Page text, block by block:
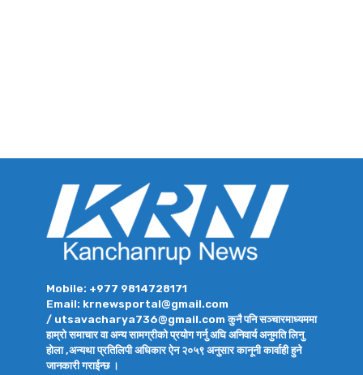
Mobile: +977 9814728171
Email: krnewsportal@gmail.com
/ utsavacharya736@gmail.com कुनै पनि सञ्चारमाध्यममा
हाम्रो समाचार वा अन्य सामग्रीको प्रयोग गर्नु अघि अनिवार्य अनुमति लिनु
होला ,अन्यथा प्रतिलिपी अधिकार ऐन २०५९ अनुसार कानूनी कार्वाही हुने
जानकारी गराईन्छ ।